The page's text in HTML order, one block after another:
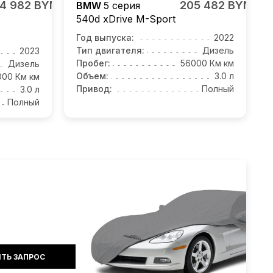
982 BYN
2023
Дизель
Км км
3.0 л
Полный
BMW 5 серия
540d xDrive M-Sport
205 482 BYN
Год выпуска:
2022
Тип двигателя:
Дизель
Пробег:
56000 Км км
Объем:
3.0 л
Привод:
Полный